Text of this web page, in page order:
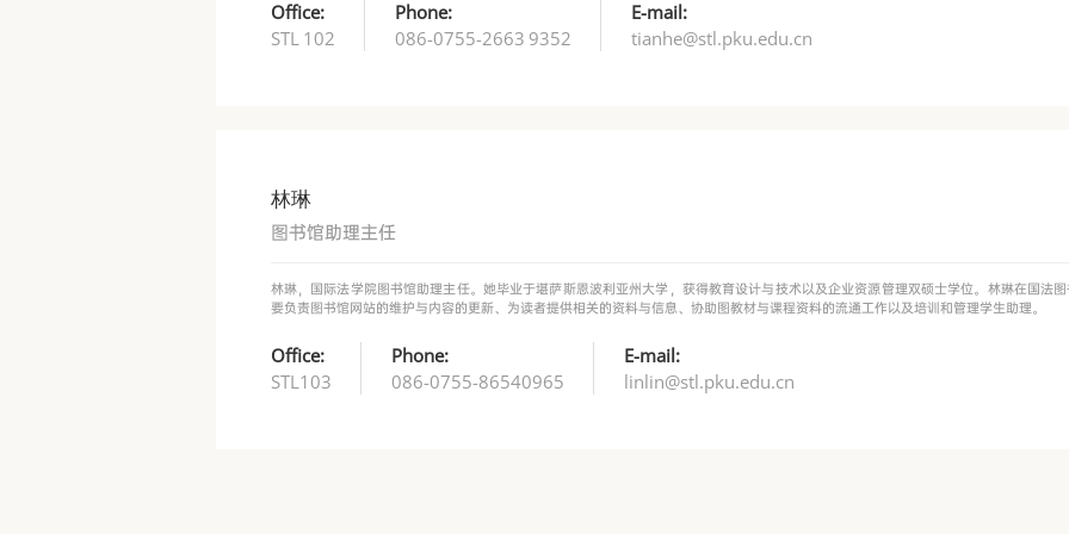
Office:
STL 102
Phone:
086-0755-2663 9352
E-mail:
tianhe@stl.pku.edu.cn
林琳
图书馆助理主任
林琳，国际法学院图书馆助理主任。她毕业于堪萨斯恩波利亚州大学，获得教育设计与技术以及企业资源管理双硕士学位。林琳在国法
要负责图书馆网站的维护与内容的更新、为读者提供相关的资料与信息、协助图教材与课程资料的流通工作以及培训和管理学生助理。
Office:
STL103
Phone:
086-0755-86540965
E-mail:
linlin@stl.pku.edu.cn